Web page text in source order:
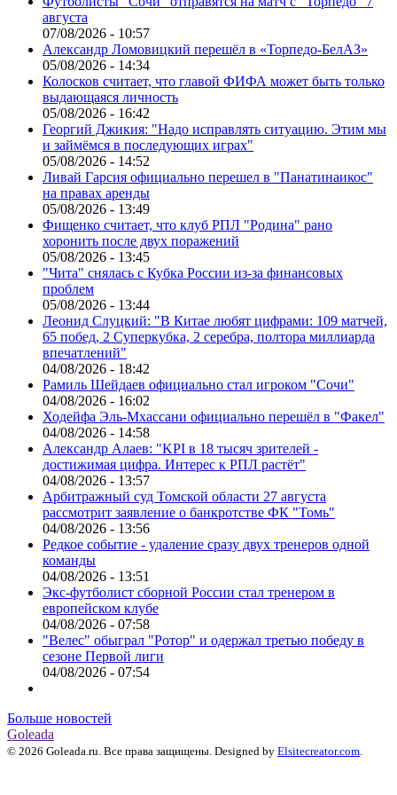
августа
07/08/2026 - 10:57
Александр Ломовицкий перешёл в «Торпедо-БелАЗ»
05/08/2026 - 14:34
Колосков считает, что главой ФИФА может быть только
выдающаяся личность
05/08/2026 - 16:42
Георгий Джикия: "Надо исправлять ситуацию. Этим мы
и займёмся в последующих играх"
05/08/2026 - 14:52
Ливай Гарсия официально перешел в "Панатинаикос"
на правах аренды
05/08/2026 - 13:49
Фищенко считает, что клуб РПЛ "Родина" рано
хоронить после двух поражений
05/08/2026 - 13:45
"Чита" снялась с Кубка России из-за финансовых
проблем
05/08/2026 - 13:44
Леонид Слуцкий: "В Китае любят цифрами: 109 матчей,
65 побед, 2 Суперкубка, 2 серебра, полтора миллиарда
впечатлений"
04/08/2026 - 18:42
Рамиль Шейдаев официально стал игроком "Сочи"
04/08/2026 - 16:02
Ходейфа Эль-Мхассани официально перешёл в "Факел"
04/08/2026 - 14:58
Александр Алаев: "KPI в 18 тысяч зрителей -
достижимая цифра. Интерес к РПЛ растёт"
04/08/2026 - 13:57
Арбитражный суд Томской области 27 августа
рассмотрит заявление о банкротстве ФК "Томь"
04/08/2026 - 13:56
Редкое событие - удаление сразу двух тренеров одной
команды
04/08/2026 - 13:51
Экс-футболист сборной России стал тренером в
европейском клубе
04/08/2026 - 07:58
"Велес" обыграл "Ротор" и одержал третью победу в
сезоне Первой лиги
04/08/2026 - 07:54
Больше новостей
Goleada
© 2026 Goleada.ru. Все права защищены. Designed by Elsitecreator.com